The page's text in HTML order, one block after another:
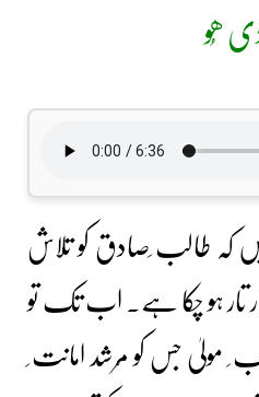
ھُو
کہ طالب ِصادق کو تلاش
تار ہو چکا ہے۔ اب تک تو
مولیٰ جس کو مُرشد امانت